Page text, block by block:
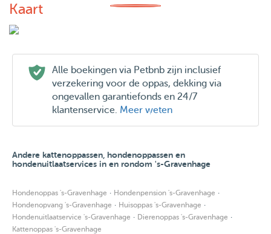
Kaart
Alle boekingen via Petbnb zijn inclusief
verzekering voor de oppas, dekking via
ongevallen garantiefonds en 24/7
klantenservice. Meer weten
Andere kattenoppassen, hondenoppassen en
hondenuitlaatservices in en rondom 's-Gravenhage
Hondenoppas 's-Gravenhage · Hondenpension 's-Gravenhage ·
Hondenopvang 's-Gravenhage · Huisoppas 's-Gravenhage ·
Hondenuitlaatservice 's-Gravenhage · Dierenoppas 's-Gravenhage ·
Kattenoppas 's-Gravenhage